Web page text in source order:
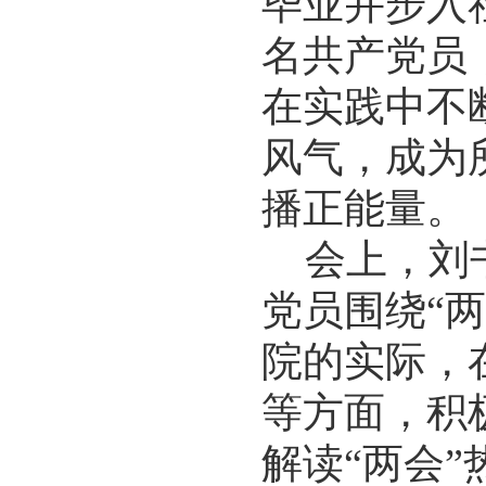
名共产党员
在实践中不
风气，成为
播正能量。
会上，刘
党员围绕“
院的实际，
等方面，积
解读“两会”